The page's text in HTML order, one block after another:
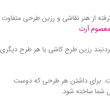
از هنر نقاشی و رزین.طرحی متفاوت
معصوم آرت
رزین طرح کاشی یا هر طرح دیگری
برای داشتن هر طرحی که دوست
شما ساخته شود.